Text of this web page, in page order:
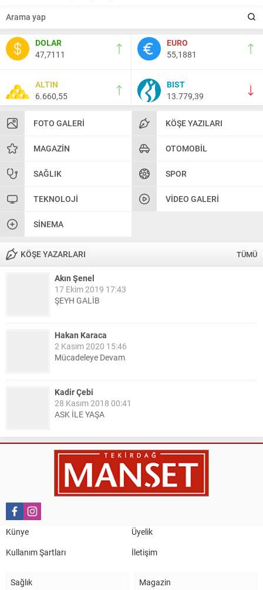
DOLAR
47,7111
EURO
55,1881
ALTIN
6.660,55
BIST
13.779,39
FOTO GALERI KÖŞE YAZILARI
MAGAZIN OTOMOBIL
SAĞLIK SPOR
TEKNOLOJI VIDEO GALERI
SINEMA
KÖŞE YAZARLARI TÜMÜ
Akın Şenel
17 Ekim 2019 17:43
ŞEYH GALİB
Hakan Karaca
2 Kasım 2020 15:46
Mücadeleye Devam
Kadir Çebi
28 Kasım 2018 00:41
ASK İLE YAŞA
Nail Kazanç
10 Mart 2023 21:36
HAYDİ TEKİRDAĞ MAÇA !!!!
TEKİRDAĞ İL EMNİYET MÜDÜRÜMÜZE HAYIRLI OLSUN
Künye
Üyelik
Kullanım Şartları
İletişim
Sağlık Magazin